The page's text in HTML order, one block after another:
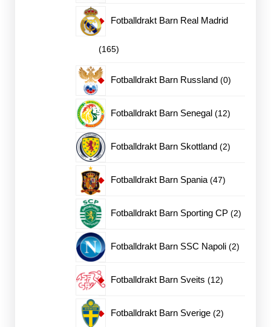
Fotballdrakt Barn Real Madrid
165165
produkter
Fotballdrakt Barn Russland 00
Fotballdrakt Barn Senegal 1212
Fotballdrakt Barn Skottland 22
Fotballdrakt Barn Spania 4747
Fotballdrakt Barn Sporting CP 22
Fotballdrakt Barn SSC Napoli 22
Fotballdrakt Barn Sveits 1212
Fotballdrakt Barn Sverige 22